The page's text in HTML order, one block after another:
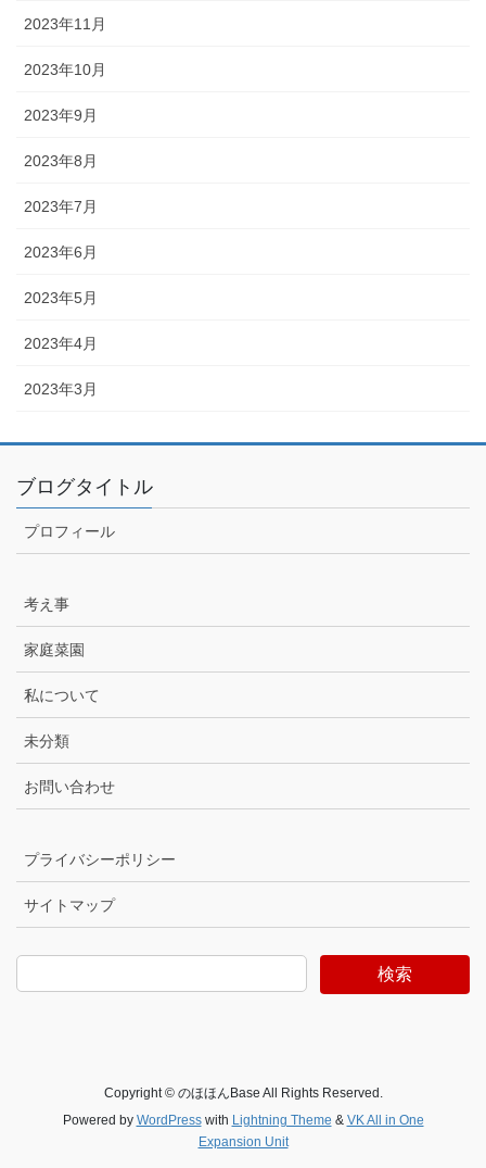
2023年11月
2023年10月
2023年9月
2023年8月
2023年7月
2023年6月
2023年5月
2023年4月
2023年3月
ブログタイトル
プロフィール
考え事
家庭菜園
私について
未分類
お問い合わせ
プライバシーポリシー
サイトマップ
検索
Copyright © のほほんBase All Rights Reserved.
Powered by WordPresswith Lightning Theme & VK All in One
Expansion Unit